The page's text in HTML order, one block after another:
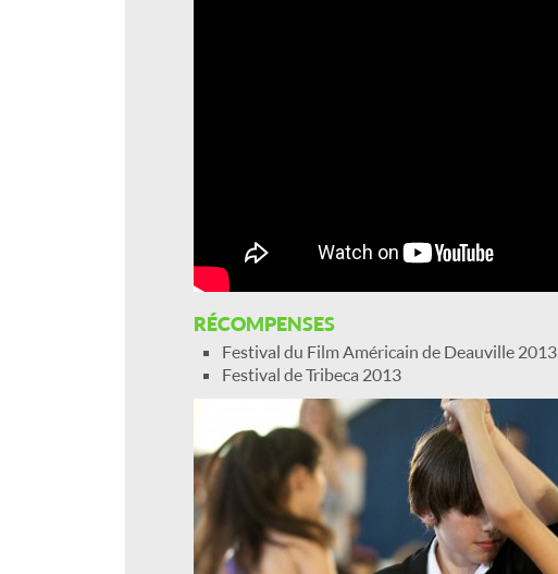
RÉCOMPENSES
Festival du Film Américain de Deauville 2013
Festival de Tribeca 2013